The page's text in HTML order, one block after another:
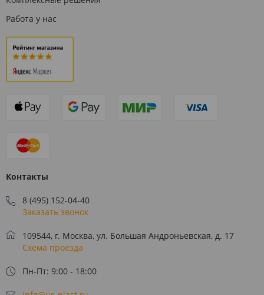
Работа у нас
Контакты
8 (495) 152-04-40
Заказать звонок
109544, г. Москва, ул. Большая Андроньевская, д. 17
Схема проезда
Пн-Пт: 9:00 - 18:00